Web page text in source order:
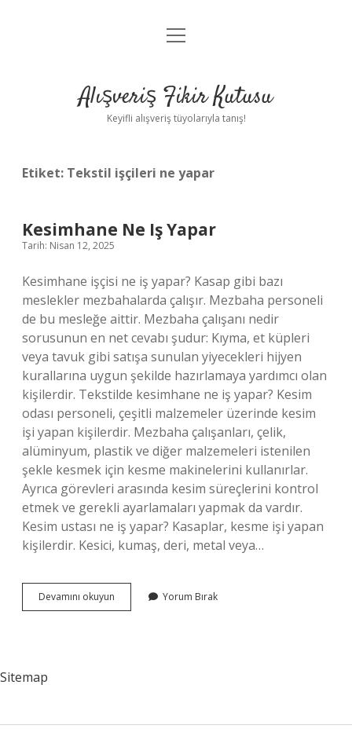
Anasayfa
Yasal Uyarı
menüyü
Alışveriş Fikir Kutusu
Keyifli alışveriş tüyolarıyla tanış!
Etiket: Tekstil işçileri ne yapar
Kesimhane Ne Iş Yapar
Tarih: Nisan 12, 2025
Kesimhane işçisi ne iş yapar? Kasap gibi bazı
meslekler mezbahalarda çalışır. Mezbaha personeli
de bu mesleğe aittir. Mezbaha çalışanı nedir
sorusunun en net cevabı şudur: Kıyma, et küpleri
veya tavuk gibi satışa sunulan yiyecekleri hijyen
kurallarına uygun şekilde hazırlamaya yardımcı olan
kişilerdir. Tekstilde kesimhane ne iş yapar? Kesim
odası personeli, çeşitli malzemeler üzerinde kesim
işi yapan kişilerdir. Mezbaha çalışanları, çelik,
alüminyum, plastik ve diğer malzemeleri istenilen
şekle kesmek için kesme makinelerini kullanırlar.
Ayrıca görevleri arasında kesim süreçlerini kontrol
etmek ve gerekli ayarlamaları yapmak da vardır.
Kesim ustası ne iş yapar? Kasaplar, kesme işi yapan
kişilerdir. Kesici, kumaş, deri, metal veya…
Devamını okuyun Kesimhane
Ne
Yorum Bırak
Sitemap